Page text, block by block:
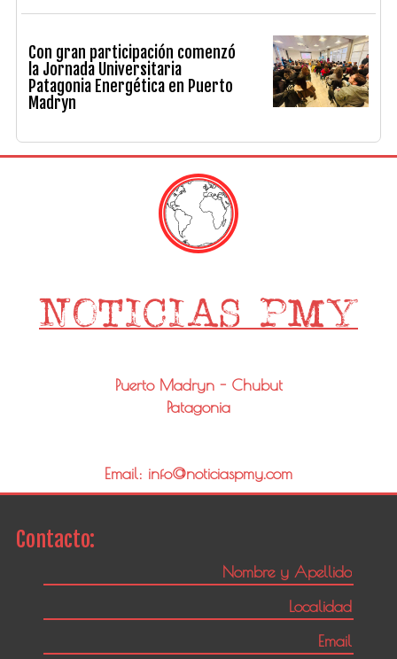
Con gran participación comenzó
la Jornada Universitaria
Patagonia Energética en Puerto
Madryn
Puerto Madryn - Chubut
Patagonia
Email: info@noticiaspmy.com
Contacto: